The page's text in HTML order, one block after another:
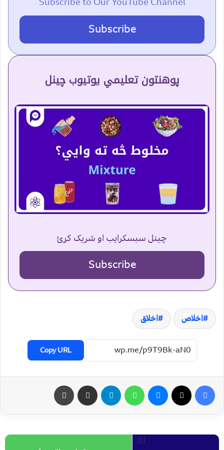
Subscribe
پوهنتون تعلیمي یوتیوب چینل
چینل سبسکرایب او شریک کړئ
Subscribe
اخلاص اخلاق
Copy URL